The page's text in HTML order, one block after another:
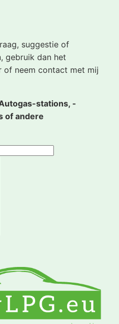
suggestie of
gebruik dan het
of neem contact met mij
stations, -
of andere